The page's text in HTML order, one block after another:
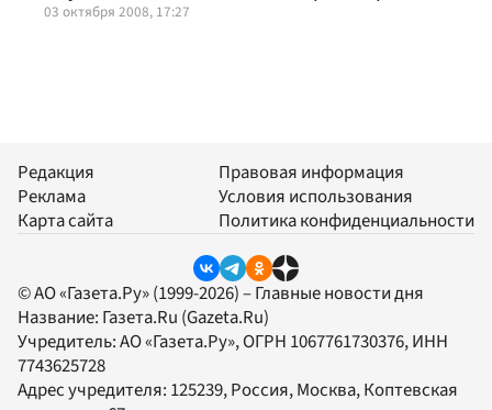
03 октября 2008, 17:27
Редакция
Реклама
Карта сайта
Правовая информация
Условия использования
Политика конфиденциальности
© АО «Газета.Ру» (1999-2026) – Главные новости дня
Название: Газета.Ru (Gazeta.Ru)
Учредитель:АО «Газета.Ру», ОГРН 1067761730376, ИНН
7743625728
Адрес учредителя: 125239, Россия, Москва, Коптевская